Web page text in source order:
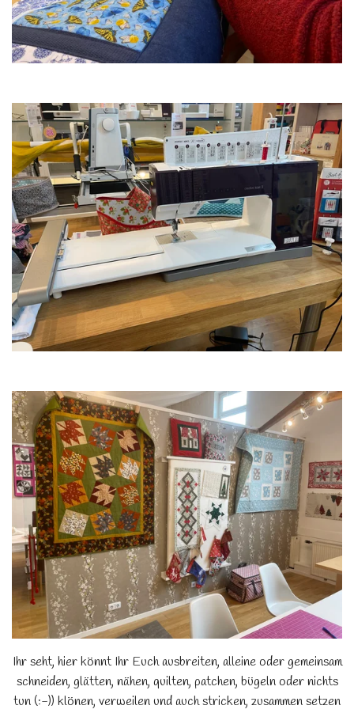
Ihr seht, hier könnt Ihr Euch ausbreiten, alleine oder gemeinsam
schneiden, glätten, nähen, quilten, patchen, bügeln oder nichts
tun (:-)) klönen, verweilen und auch stricken, zusammen setzen